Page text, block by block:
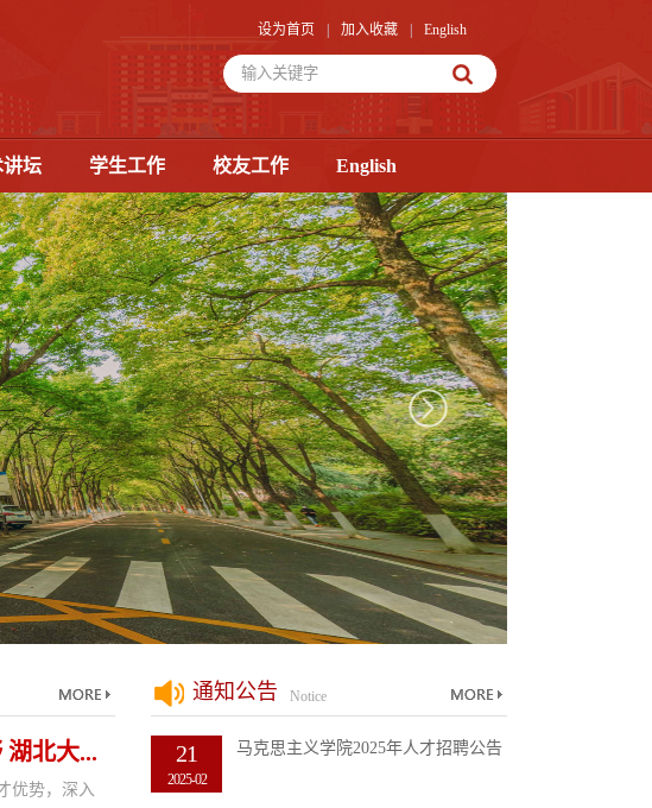
设为首页 加入收藏 English
讲坛 学生工作 校友工作 English
北大...
优势，深入
通知公告 Notice
21
2025-02
马克思主义学院2025年人才招聘公告